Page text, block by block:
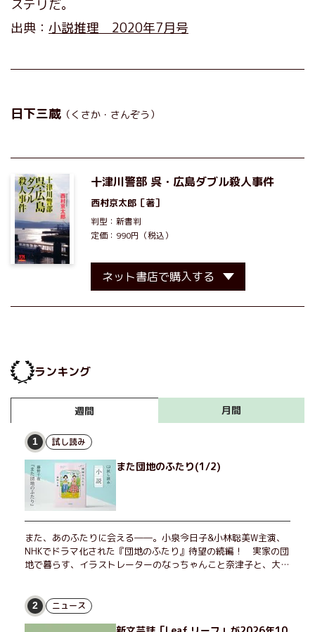
ステリだ。
出典： 小説推理 2020年7月号
日下三蔵 （くさか・さんぞう）
十津川警部 呉・広島ダブル殺人事件
西村京太郎 ［著］
判型：新書判
定価：990円（税込）
ネット書店で購入する
ランキング
週間 月間
1 試し読み
また団地のふたり(1/2)
また、あのふたりに会える――。小泉今日子&小林聡美W主演、
NHKでドラマ化された『団地のふたり』待望の続編！ 実家の団
地で暮らす、イラストレーターのなっちゃんこと奈津子と、大学
げたり、部屋でふたりだけの「台湾映画祭」を催したり。50代
独身、幼なじみの変わらぬ友情とささやかな幸せの日々を描く。
2 ニュース